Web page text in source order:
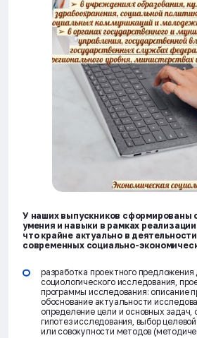
У наших выпускников сформированы
умения и навыки в рамках
что крайне актуально в
современных социально-
разработка проектного
социологического исследования,
программы исследования: описание
обоснование актуальности
определение цели и основных задач,
гипотез исследования, выбор
или совокупности методов